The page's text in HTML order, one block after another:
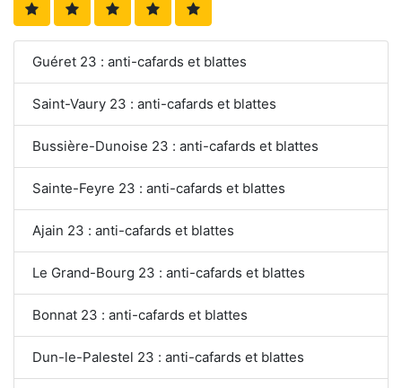
Guéret 23 : anti-cafards et blattes
Saint-Vaury 23 : anti-cafards et blattes
Bussière-Dunoise 23 : anti-cafards et blattes
Sainte-Feyre 23 : anti-cafards et blattes
Ajain 23 : anti-cafards et blattes
Le Grand-Bourg 23 : anti-cafards et blattes
Bonnat 23 : anti-cafards et blattes
Dun-le-Palestel 23 : anti-cafards et blattes